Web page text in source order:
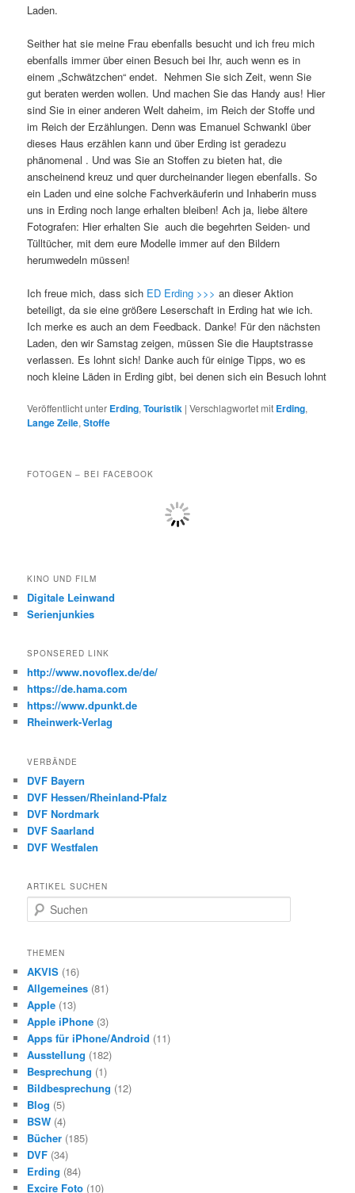
Laden.
Seither hat sie meine Frau ebenfalls besucht und ich freu mich
ebenfalls immer über einen Besuch bei Ihr, auch wenn es in
einem „Schwätzchen“ endet. Nehmen Sie sich Zeit, wenn Sie
gut beraten werden wollen. Und machen Sie das Handy aus! Hier
sind Sie in einer anderen Welt daheim, im Reich der Stoffe und
im Reich der Erzählungen. Denn was Emanuel Schwankl über
dieses Haus erzählen kann und über Erding ist geradezu
phänomenal . Und was Sie an Stoffen zu bieten hat, die
anscheinend kreuz und quer durcheinander liegen ebenfalls. So
ein Laden und eine solche Fachverkäuferin und Inhaberin muss
uns in Erding noch lange erhalten bleiben! Ach ja, liebe ältere
Fotografen: Hier erhalten Sie auch die begehrten Seiden- und
Tülltücher, mit dem eure Modelle immer auf den Bildern
herumwedeln müssen!
Ich freue mich, dass sich ED Erding >>> an dieser Aktion
beteiligt, da sie eine größere Leserschaft in Erding hat wie ich.
Ich merke es auch an dem Feedback. Danke! Für den nächsten
Laden, den wir Samstag zeigen, müssen Sie die Hauptstrasse
verlassen. Es lohnt sich! Danke auch für einige Tipps, wo es
noch kleine Läden in Erding gibt, bei denen sich ein Besuch lohnt
Veröffentlicht unter Erding,Touristik |Verschlagwortet mit Erding,
Lange Zeile,Stoffe
FOTOGEN – BEI FACEBOOK
KINO UND FILM
Digitale Leinwand
Serienjunkies
SPONSERED LINK
http://www.novoflex.de/de/
https://de.hama.com
https://www.dpunkt.de
Rheinwerk-Verlag
VERBÄNDE
DVF Bayern
DVF Hessen/Rheinland-Pfalz
DVF Nordmark
DVF Saarland
DVF Westfalen
ARTIKEL SUCHEN
u
h
n
THEMEN
AKVIS (16)
Allgemeines (81)
Apple (13)
Apple iPhone (3)
Apps für iPhone/Android (11)
Ausstellung (182)
Besprechung (1)
Bildbesprechung (12)
Blog (5)
BSW (4)
Bücher (185)
DVF (34)
Erding (84)
Excire Foto (10)